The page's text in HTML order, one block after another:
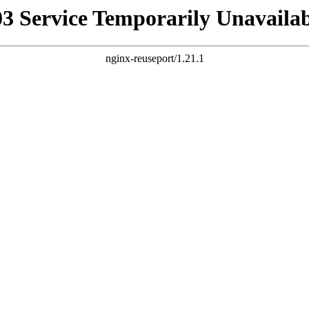
Service Temporarily
nginx-reuseport/1.21.1